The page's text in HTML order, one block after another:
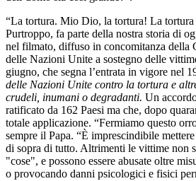
“La tortura. Mio Dio, la tortura! La tortura
Purtroppo, fa parte della nostra storia di
nel filmato, diffuso in concomitanza della
delle Nazioni Unite a sostegno delle
giugno, che segna l’entrata in vigore nel
delle Nazioni Unite contro la tortura e
crudeli, inumani o degradanti. Un
ratificato da 162 Paesi ma che, dopo
totale applicazione. “Fermiamo questo
sempre il Papa. “È imprescindibile
di sopra di tutto. Altrimenti le vittime non
"cose", e possono essere abusate oltre
o provocando danni psicologici e fisici